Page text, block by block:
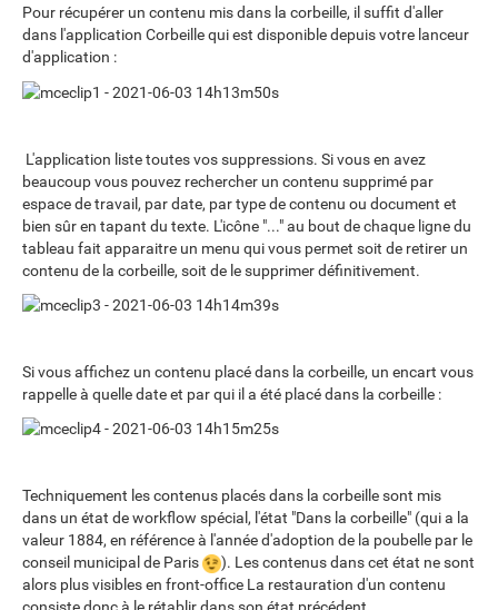
Pour récupérer un contenu mis dans la corbeille, il suffit d'aller
dans l'application Corbeille qui est disponible depuis votre lanceur
d'application :
L'application liste toutes vos suppressions. Si vous en avez
beaucoup vous pouvez rechercher un contenu supprimé par
espace de travail, par date, par type de contenu ou document et
bien sûr en tapant du texte. L'icône "..." au bout de chaque ligne du
tableau fait apparaitre un menu qui vous permet soit de retirer un
contenu de la corbeille, soit de le supprimer définitivement.
Si vous affichez un contenu placé dans la corbeille, un encart vous
rappelle à quelle date et par qui il a été placé dans la corbeille :
Techniquement les contenus placés dans la corbeille sont mis
dans un état de workflow spécial, l'état "Dans la corbeille" (qui a la
valeur 1884, en référence à l'année d'adoption de la poubelle par le
conseil municipal de Paris
). Les contenus dans cet état ne sont
alors plus visibles en front-office La restauration d'un contenu